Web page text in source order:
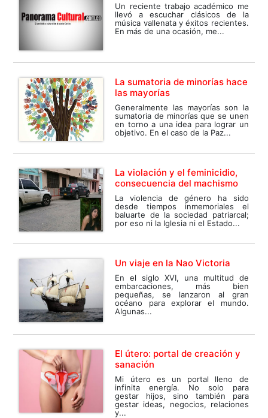
Un reciente trabajo académico me
llevó a escuchar clásicos de la
música vallenata y éxitos recientes.
En más de una ocasión, me...
La sumatoria de minorías hace
las mayorías
Generalmente las mayorías son la
sumatoria de minorías que se unen
en torno a una idea para lograr un
objetivo. En el caso de la Paz...
La violación y el feminicidio,
consecuencia del machismo
La violencia de género ha sido
desde tiempos inmemoriales el
baluarte de la sociedad patriarcal;
por eso ni la Iglesia ni el Estado...
Un viaje en la Nao Victoria
En el siglo XVI, una multitud de
embarcaciones, más bien
pequeñas, se lanzaron al gran
océano para explorar el mundo.
Algunas...
El útero: portal de creación y
sanación
Mi útero es un portal lleno de
infinita energía. No solo para
gestar hijos, sino también para
gestar ideas, negocios, relaciones
y...